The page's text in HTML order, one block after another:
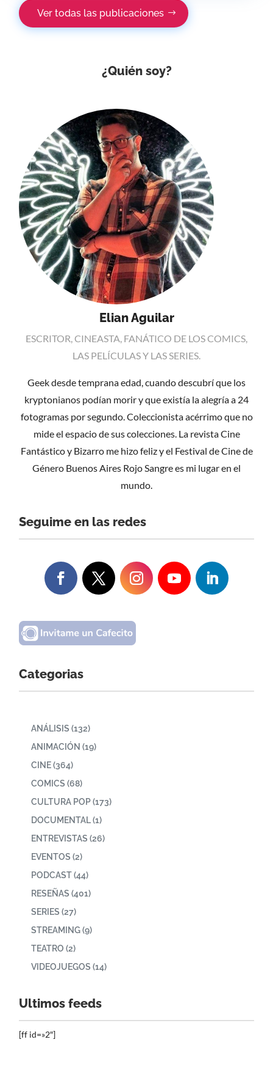
Ver todas las publicaciones
¿Quién soy?
Elian Aguilar
ESCRITOR, CINEASTA, FANÁTICO DE LOS COMICS,
LAS PELÍCULAS Y LAS SERIES.
Geek desde temprana edad, cuando descubrí que los
kryptonianos podían morir y que existía la alegría a 24
fotogramas por segundo. Coleccionista acérrimo que no
mide el espacio de sus colecciones. La revista Cine
Fantástico y Bizarro me hizo feliz y el Festival de Cine de
Género Buenos Aires Rojo Sangre es mi lugar en el
mundo.
Seguime en las redes
Categorias
ANÁLISIS (132)
ANIMACIÓN (19)
CINE(364)
COMICS (68)
CULTURA POP(173)
DOCUMENTAL(1)
ENTREVISTAS (26)
EVENTOS (2)
PODCAST(44)
RESEÑAS (401)
SERIES (27)
STREAMING(9)
TEATRO (2)
VIDEOJUEGOS (14)
Ultimos feeds
[ff id=»2″]